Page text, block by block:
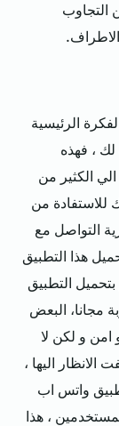
التجاوب
، تعتمد الفكرة الرئيسية
، فهذه
الكثير من
للاستفادة من
التواصل مع
هذا التطبيق
التطبيق
مجانا، البعض
امن و لكن لا
الانظار اليها ،
واتس اب
، هذا